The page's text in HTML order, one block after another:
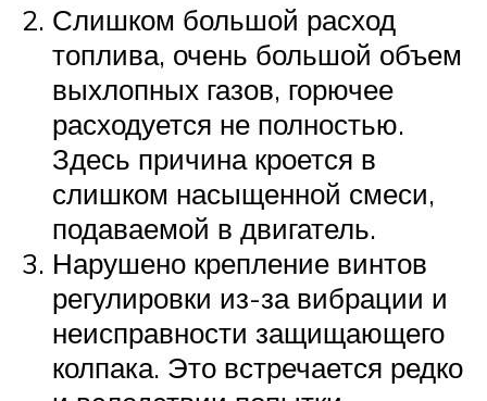
Слишком большой расход
топлива, очень большой объем
выхлопных газов, горючее
расходуется не полностью.
Здесь причина кроется в
слишком насыщенной смеси,
подаваемой в двигатель.
Нарушено крепление винтов
регулировки из-за вибрации и
неисправности защищающего
колпака. Это встречается редко